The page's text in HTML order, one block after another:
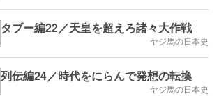
タブー編22／天皇を超えろ諸々大作戦
ヤジ馬の日本史
列伝編24／時代をにらんで発想の転換
ヤジ馬の日本史